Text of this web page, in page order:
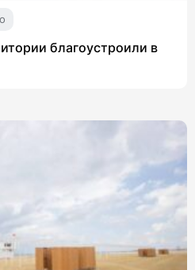
благоустроили в